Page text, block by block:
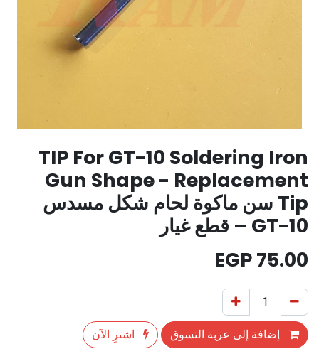
TIP For GT-10 Soldering Iron
Gun Shape - Replacement
Tip سن ماكوة لحام شكل مسدس
GT-10 – قطع غيار
75.00
إضافة إلى عربة التسوق اشترِ الآن